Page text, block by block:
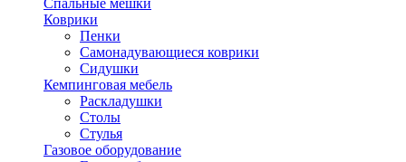
Спальные мешки
Коврики
Пенки
Самонадувающиеся коврики
Сидушки
Кемпинговая мебель
Раскладушки
Столы
Стулья
Газовое оборудование